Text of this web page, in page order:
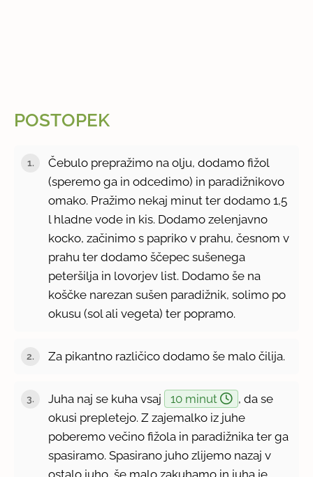
POSTOPEK
Čebulo prepražimo na olju, dodamo fižol
(speremo ga in odcedimo) in paradižnikovo
omako. Pražimo nekaj minut ter dodamo 1,5
l hladne vode in kis. Dodamo zelenjavno
kocko, začinimo s papriko v prahu, česnom v
prahu ter dodamo ščepec sušenega
peteršilja in lovorjev list. Dodamo še na
koščke narezan sušen paradižnik, solimo po
okusu (sol ali vegeta) ter popramo.
Za pikantno različico dodamo še malo čilija.
Juha naj se kuha vsaj 10 minut
, da se
okusi prepletejo. Z zajemalko iz juhe
poberemo večino fižola in paradižnika ter ga
spasiramo. Spasirano juho zlijemo nazaj v
ostalo juho, še malo zakuhamo in juha je